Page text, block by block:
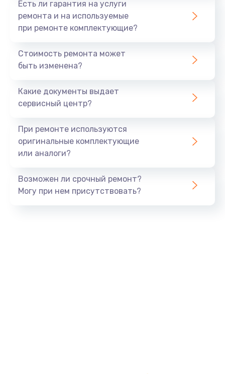
Заказать
980 руб.
Ремонт микровыключателей
Заказать
Есть ли гарантия на услуги
ремонта и на используемые
при ремонте комплектующие?
Стоимость ремонта может
быть изменена?
Какие документы выдает
сервисный центр?
При ремонте используются
оригинальные комплектующие
или аналоги?
Возможен ли срочный ремонт?
Могу при нем присутствовать?